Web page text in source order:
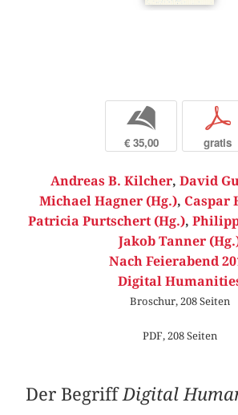
b
€ 35,00
p
gratis
Andreas B. Kilcher, David
Michael Hagner (Hg.), Caspar
Patricia Purtschert (Hg.),
Jakob Tanner
Nach Feierabend
Digital
Broschur, 208 Seiten
PDF, 208 Seiten
Der BegriffDigital